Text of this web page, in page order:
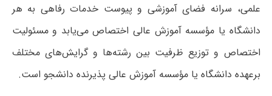
علمی، سرانه فضای آموزشی و پیوست خدمات رفاهی به هر
دانشگاه یا مؤسسه آموزش عالی اختصاص می‌یابد و مسئولیت
اختصاص و توزیع ظرفیت بین رشته‌ها و گرایش‌های مختلف
برعهده دانشگاه یا مؤسسه آموزش عالی پذیرنده دانشجو است.